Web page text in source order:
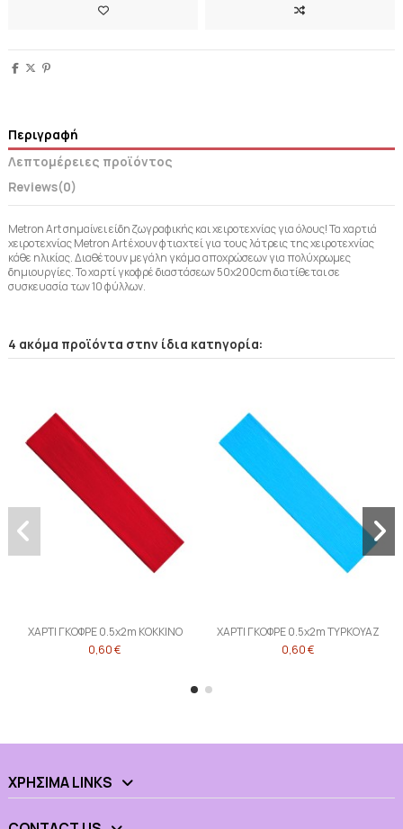
Περιγραφή
Λεπτομέρειες προϊόντος
Reviews(0)
Metron Art σημαίνει είδη ζωγραφικής και χειροτεχνίας για όλους! Τα χαρτιά
χειροτεχνίας Metron Art έχουν φτιαχτεί για τους λάτρεις της χειροτεχνίας
κάθε ηλικίας. Διαθέτουν μεγάλη γκάμα αποχρώσεων για πολύχρωμες
δημιουργίες. Το χαρτί γκοφρέ διαστάσεων 50x200cm διατίθεται σε
συσκευασία των 10 φύλλων.
4 ακόμα προϊόντα στην ίδια κατηγορία:
ΧΑΡΤΙ ΓΚΟΦΡΕ 0.5x2m ΚΟΚΚΙΝΟ
0,60 €
ΧΑΡΤΙ ΓΚΟΦΡΕ 0.5x2m ΤΥΡΚΟΥΑΖ
0,60 €
ΧΡΉΣΙΜΑ LINKS